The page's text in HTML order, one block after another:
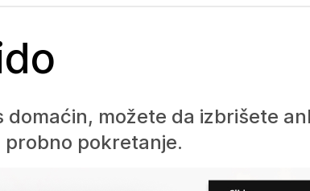
možete da izbrišete
pokretanje.